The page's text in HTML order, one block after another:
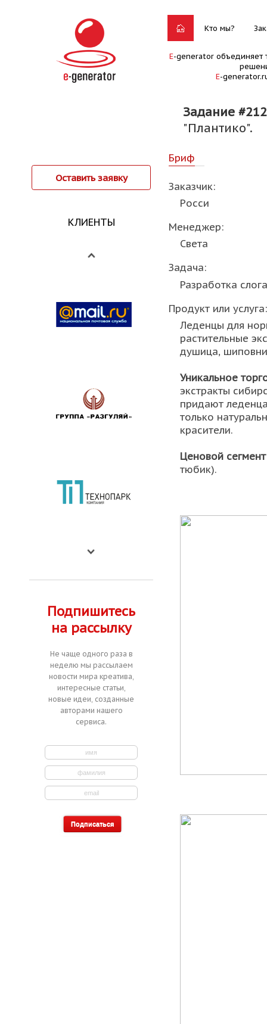
Кто мы?
E-generator объединяет
E-
Задание #212
"Плантико".
Оставить заявку
КЛИЕНТЫ
Подпишитесь
на рассылку
Не чаще одного раза в
неделю мы рассылаем
новости мира креатива,
интересные статьи,
новые идеи, созданные
авторами нашего
сервиса.
Бриф
Заказчик:
Рocси
Менеджер:
Света
Задача:
Разработка
Продукт или услуга:
Леденцы для
растительные
душица,
Уникальное
экстракты
придают
только
красители.
Ценовой сегмент
тюбик).